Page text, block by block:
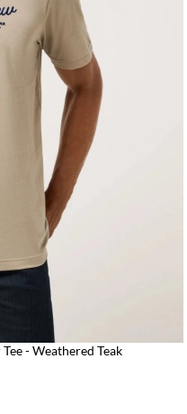
- Weathered Teak